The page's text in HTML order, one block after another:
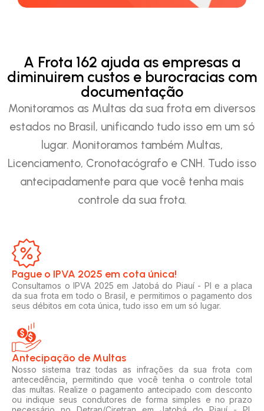
A Frota 162 ajuda as empresas a
diminuirem custos e burocracias com
documentação
Monitoramos as Multas da sua frota em diversos
estados no Brasil, unificando tudo isso em um só
lugar. Monitoramos também Multas,
Licenciamento, Cronotacógrafo e CNH. Tudo isso
antecipadamente para que você tenha mais
controle da sua frota.
Pague o IPVA 2025 em cota única!​
Consultamos o IPVA 2025 em Jatobá do Piauí - PI e a placa
da sua frota em todo o Brasil, e permitimos o pagamento dos
seus débitos em cota única, tudo isso em um só lugar.
Antecipação de Multas
Nosso sistema traz todas as infrações da sua frota com
antecedência, permitindo que você tenha o controle total
das multas. Realize o pagamento antecipado com desconto
ou indique seus condutores de forma simples e no prazo